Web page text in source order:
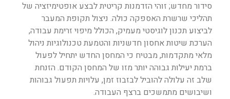
סידור מחדש; זוהי הזדמנות קריטית לבצע אופטימיזציה של
תהליכי שרשרת האספקה כולה. ניצול תקופת המעבר
לביצוע תכנון לוגיסטי מעמיק, הכולל מיפוי זרימת עבודה,
הערכת שיטות אחסון חדשניות והטמעת טכנולוגיות ניהול
מלאי מתקדמות, מבטיח כי המחסן החדש יתחיל לפעול
ברמת יעילות גבוהה יותר מזו של המחסן הקודם. הזנחת
שלב זה עלולה להוביל לבזבוז זמן, עלויות תפעול גבוהות
ושיבושים מתמשכים ברצף העבודה.